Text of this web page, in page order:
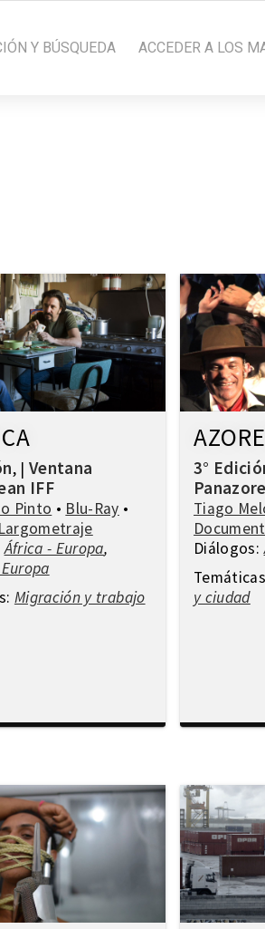
Y BÚSQUEDA ACCEDER A LOS
, | Ventana
IFF
Pinto • Blu-Ray •
Largometraje
África - Europa,
Migración y trabajo
3°
Tiago
Diálogos:
y ciudad